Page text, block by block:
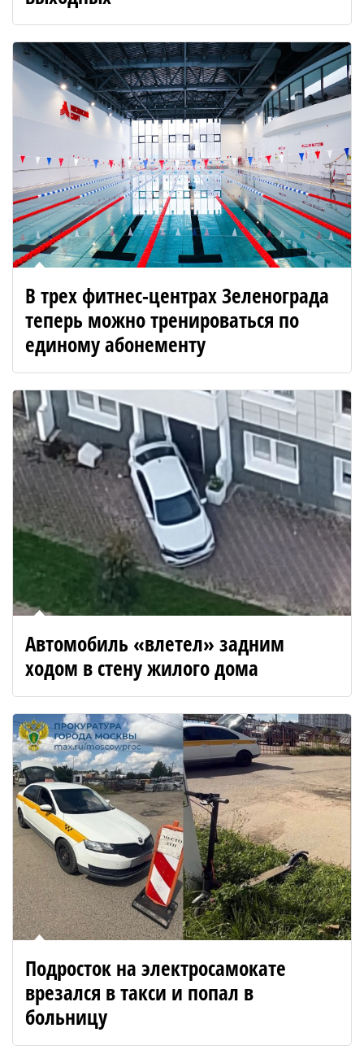
В трех фитнес-центрах Зеленограда
теперь можно тренироваться по
единому абонементу
Автомобиль «влетел» задним
ходом в стену жилого дома
Подросток на электросамокате
врезался в такси и попал в
больницу